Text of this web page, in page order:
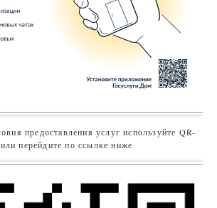
предоставления услуг используйте QR-
перейдите по ссылке ниже